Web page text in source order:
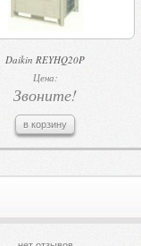
Daikin REYHQ20P
Цена:
Звоните!
в корзину